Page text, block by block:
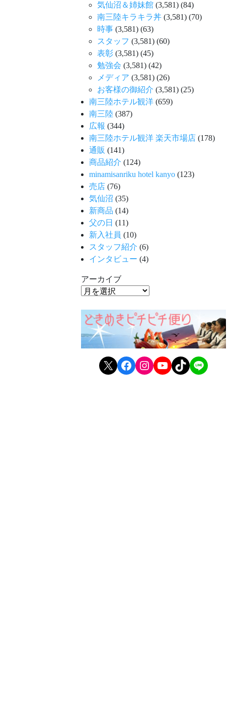
気仙沼＆姉妹館 (3,581) (84)
南三陸キラキラ丼 (3,581) (70)
時事 (3,581) (63)
スタッフ (3,581) (60)
表彰 (3,581) (45)
勉強会 (3,581) (42)
メディア (3,581) (26)
お客様の御紹介 (3,581) (25)
南三陸ホテル観洋 (659)
南三陸 (387)
広報 (344)
南三陸ホテル観洋 楽天市場店 (178)
通販 (141)
商品紹介 (124)
minamisanriku hotel kanyo (123)
売店 (76)
気仙沼 (35)
新商品 (14)
父の日 (11)
新入社員 (10)
スタッフ紹介 (6)
インタビュー (4)
アーカイブ
X Facebook Instagram YouTube TikTok LINE